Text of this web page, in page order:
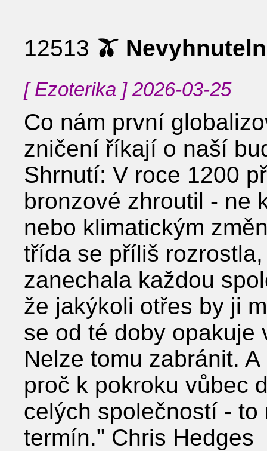
12513 🫒
[ Ezoterika ] 2026-03-25
Co nám první
zničení říkají o naší
Shrnutí: V roce 1200
bronzové zhroutil - ne
nebo klimatickým
třída se příliš
zanechala každou
že jakýkoli otřes by ji
se od té doby opakuje
Nelze tomu zabránit.
proč k pokroku vůbec
celých společností - to
termín." Chris Hedges